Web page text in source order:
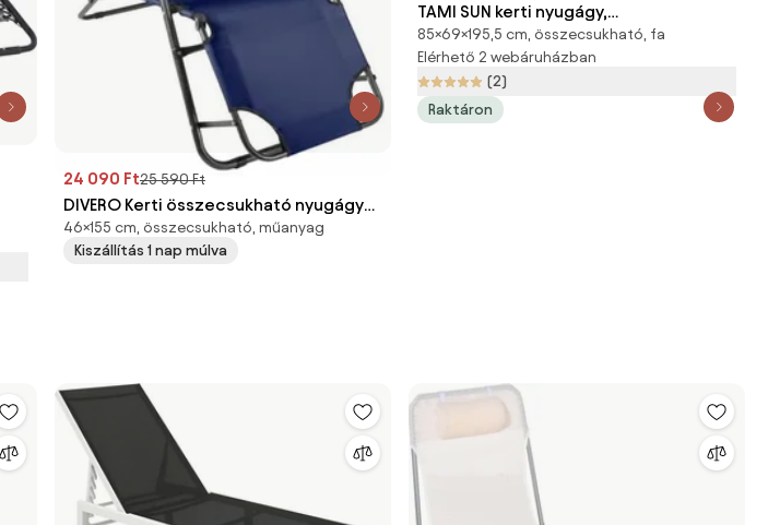
24 090 Ft25 590 Ft
DIVERO Kerti összecsukható nyugágy
kék
46×155 cm, összecsukható, műanyag
Kiszállítás 1 nap múlva
TAMI SUN kerti nyugágy,
195,5x69x85cm, természetes barna
Jurhan
85×69×195,5 cm, összecsukható, fa
Elérhető 2 webáruházban
(2)
Raktáron